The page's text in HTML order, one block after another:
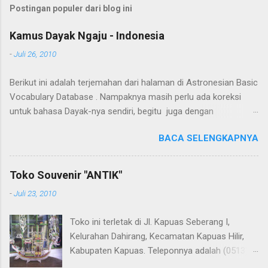
Postingan populer dari blog ini
Kamus Dayak Ngaju - Indonesia
-Juli 26, 2010
Berikut ini adalah terjemahan dari halaman di Astronesian Basic
Vocabulary Database . Nampaknya masih perlu ada koreksi
untuk bahasa Dayak-nya sendiri, begitu juga dengan
Translate . Koreksi bahasa dibantu oleh Dra. Hernawaty, M.Kes.
Untuk koreksi dari halaman ini dapat diberikan pada komentar.
Upaya penerjemahan Kamus Bahasa Dayak - Jerman sedang
Indonesia .
BACA SELENGKAPNYA
Toko Souvenir "ANTIK"
-Juli 23, 2010
Toko ini terletak di Jl. Kapuas Seberang I,
Kelurahan Dahirang, Kecamatan Kapuas Hilir,
Kabupaten Kapuas. Teleponnya adalah (0513)